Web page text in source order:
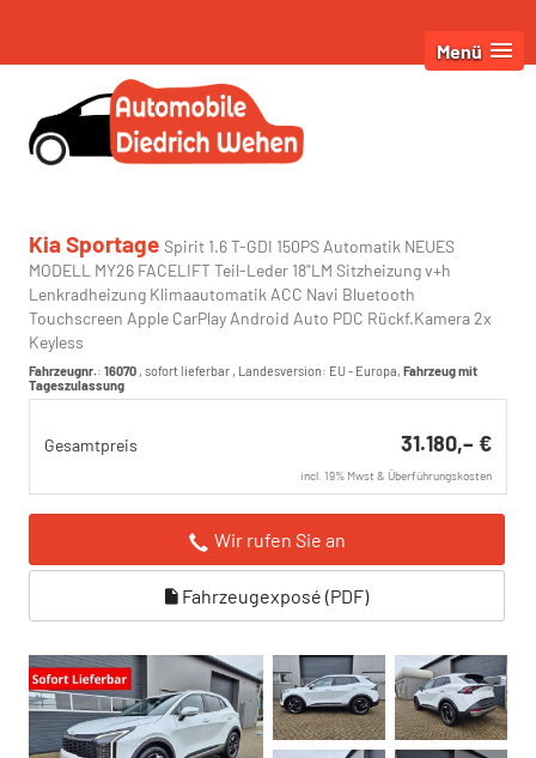
Menü
Kia Sportage Spirit 1.6 T-GDI 150PS Automatik NEUES
MODELL MY26 FACELIFT Teil-Leder 18"LM Sitzheizung v+h
Lenkradheizung Klimaautomatik ACC Navi Bluetooth
Touchscreen Apple CarPlay Android Auto PDC Rückf.Kamera 2x
Keyless
Fahrzeugnr.: 16070 , sofort lieferbar , Landesversion: EU - Europa, Fahrzeug mit
Tageszulassung
Gesamtpreis 31.180,– €
incl. 19% Mwst & Überführungskosten
Wir rufen Sie an
Fahrzeugexposé (PDF)